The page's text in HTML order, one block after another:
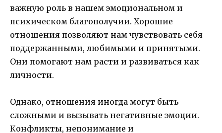
важную роль в нашем эмоциональном и
психическом благополучии. Хорошие
отношения позволяют нам чувствовать себя
поддержанными, любимыми и принятыми.
Они помогают нам расти и развиваться как
личности.
Однако, отношения иногда могут быть
сложными и вызывать негативные эмоции.
Конфликты, непонимание и